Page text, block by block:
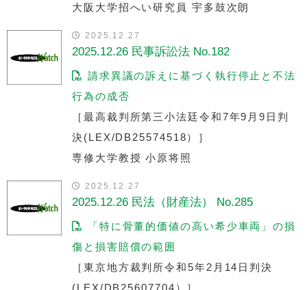
大阪大学招へい研究員 宇多鼓次朗
2025.12.27
2025.12.26 民事訴訟法 No.182
請求異議の訴えに基づく執行停止と不法
行為の成否
［最高裁判所第三小法廷令和7年9月9日判
決(LEX/DB25574518）］
専修大学教授 小原将照
2025.12.27
2025.12.26 民法（財産法） No.285
「特に骨董的価値の高い希少車両」の損
傷と損害賠償の範囲
［東京地方裁判所令和5年2月14日判決
(LEX/DB25607704）］